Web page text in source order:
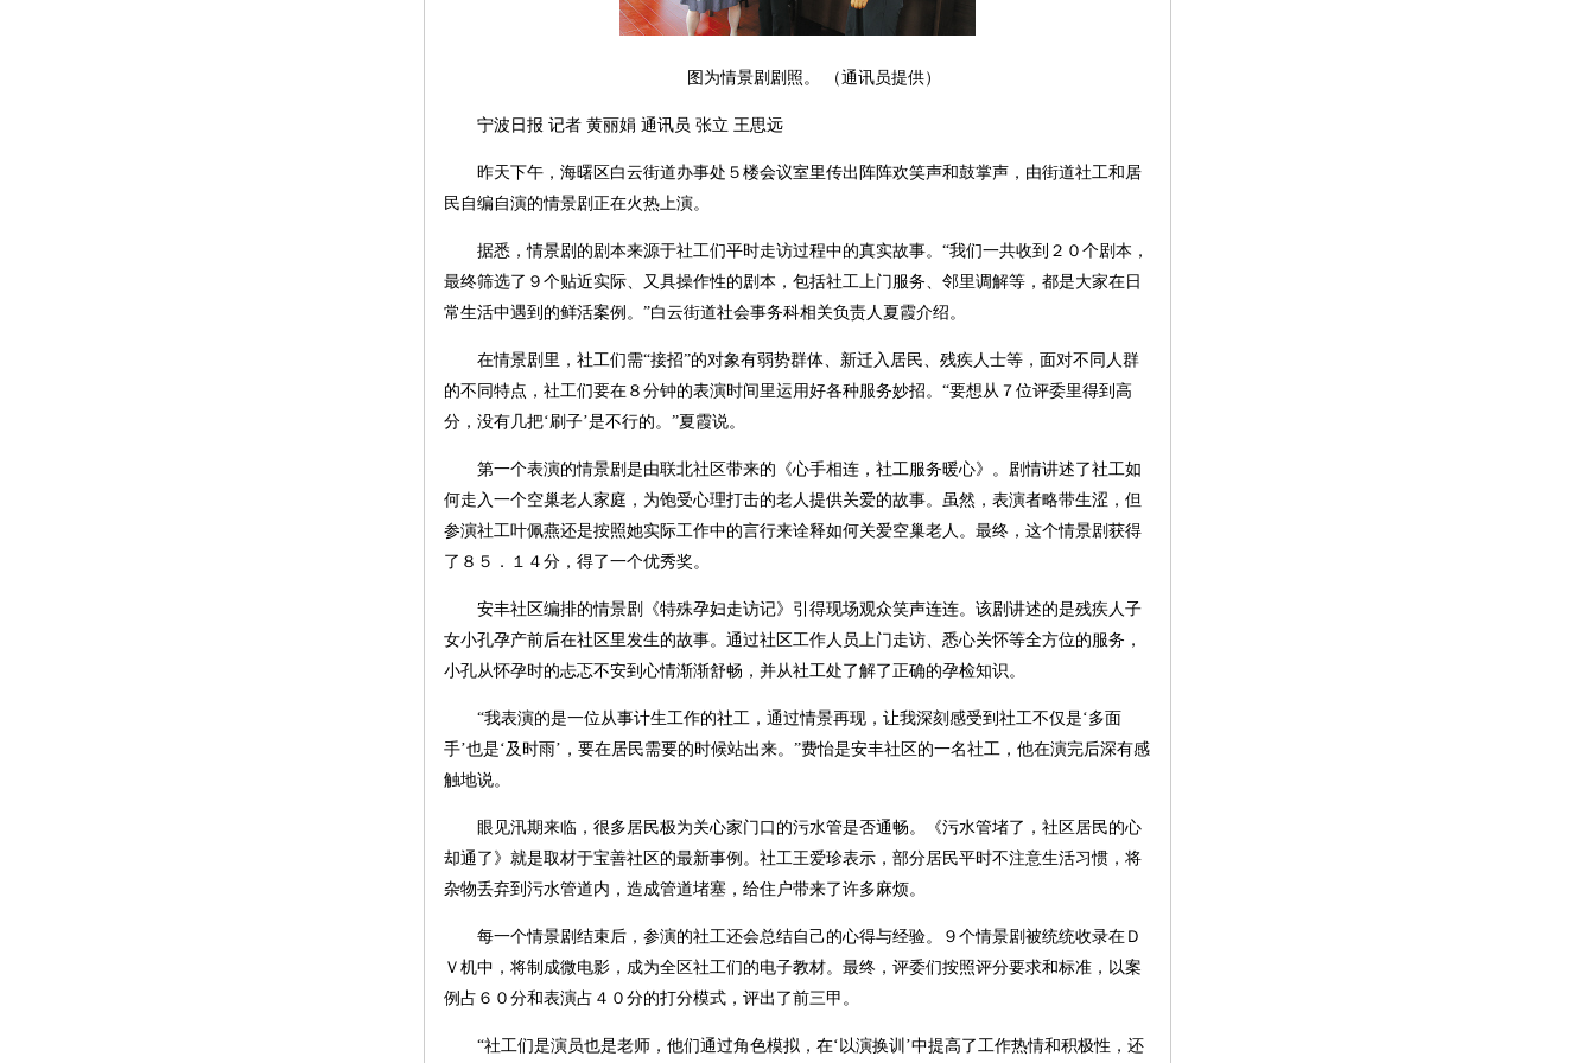
图为情景剧剧照。 （通讯员提供）
宁波日报 记者 黄丽娟 通讯员 张立 王思远
昨天下午，海曙区白云街道办事处５楼会议室里传出阵阵欢笑声和鼓掌声，由街道社工和居
民自编自演的情景剧正在火热上演。
据悉，情景剧的剧本来源于社工们平时走访过程中的真实故事。“我们一共收到２０个剧本，
最终筛选了９个贴近实际、又具操作性的剧本，包括社工上门服务、邻里调解等，都是大家在日
常生活中遇到的鲜活案例。”白云街道社会事务科相关负责人夏霞介绍。
在情景剧里，社工们需“接招”的对象有弱势群体、新迁入居民、残疾人士等，面对不同人群
的不同特点，社工们要在８分钟的表演时间里运用好各种服务妙招。“要想从７位评委里得到高
分，没有几把‘刷子’是不行的。”夏霞说。
第一个表演的情景剧是由联北社区带来的《心手相连，社工服务暖心》。剧情讲述了社工如
何走入一个空巢老人家庭，为饱受心理打击的老人提供关爱的故事。虽然，表演者略带生涩，但
参演社工叶佩燕还是按照她实际工作中的言行来诠释如何关爱空巢老人。最终，这个情景剧获得
了８５．１４分，得了一个优秀奖。
安丰社区编排的情景剧《特殊孕妇走访记》引得现场观众笑声连连。该剧讲述的是残疾人子
女小孔孕产前后在社区里发生的故事。通过社区工作人员上门走访、悉心关怀等全方位的服务，
小孔从怀孕时的忐忑不安到心情渐渐舒畅，并从社工处了解了正确的孕检知识。
“我表演的是一位从事计生工作的社工，通过情景再现，让我深刻感受到社工不仅是‘多面
手’也是‘及时雨’，要在居民需要的时候站出来。”费怡是安丰社区的一名社工，他在演完后深有感
触地说。
眼见汛期来临，很多居民极为关心家门口的污水管是否通畅。《污水管堵了，社区居民的心
却通了》就是取材于宝善社区的最新事例。社工王爱珍表示，部分居民平时不注意生活习惯，将
杂物丢弃到污水管道内，造成管道堵塞，给住户带来了许多麻烦。
每一个情景剧结束后，参演的社工还会总结自己的心得与经验。９个情景剧被统统收录在Ｄ
Ｖ机中，将制成微电影，成为全区社工们的电子教材。最终，评委们按照评分要求和标准，以案
例占６０分和表演占４０分的打分模式，评出了前三甲。
“社工们是演员也是老师，他们通过角色模拟，在‘以演换训’中提高了工作热情和积极性，还